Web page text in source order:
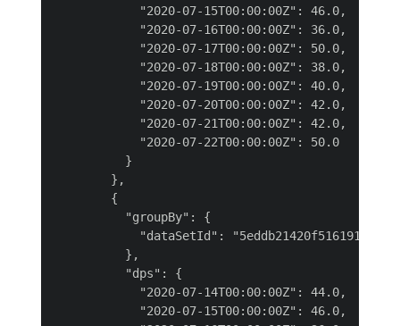
            "2020-07-15T00:00:00Z": 46.0,
            "2020-07-16T00:00:00Z": 36.0,
            "2020-07-17T00:00:00Z": 50.0,
            "2020-07-18T00:00:00Z": 38.0,
            "2020-07-19T00:00:00Z": 40.0,
            "2020-07-20T00:00:00Z": 42.0,
            "2020-07-21T00:00:00Z": 42.0,
            "2020-07-22T00:00:00Z": 50.0
          }
        },
        {
          "groupBy": {
"dataSetId":
          },
          "dps": {
            "2020-07-14T00:00:00Z": 44.0,
            "2020-07-15T00:00:00Z": 46.0,